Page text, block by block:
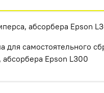
абсорбера Epson
для самостоятельного
абсорбера Epson L300